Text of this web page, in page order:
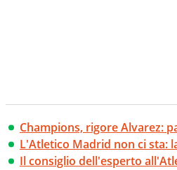
Champions, rigore Alvarez:
L'Atletico Madrid non ci sta:
Il consiglio dell'esperto